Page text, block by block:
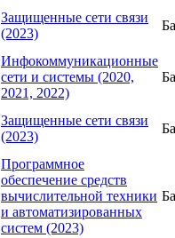
Защищенные сети связи
(2023)
Инфокоммуникационные
сети и системы (2020,
2021, 2022)
Защищенные сети связи
(2023)
Программное
обеспечение средств
вычислительной техники
и автоматизированных
систем (2023)